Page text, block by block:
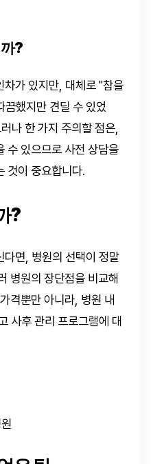
?
차가 있지만, 대체로 "참을
끔했지만 견딜 수 있었
나 한 가지 주의할 점은,
수 있으므로 사전 상담을
것이 중요합니다.
?
다면, 병원의 선택이 정말
병원의 장단점을 비교해
격뿐만 아니라, 병원 내
사후 관리 프로그램에 대